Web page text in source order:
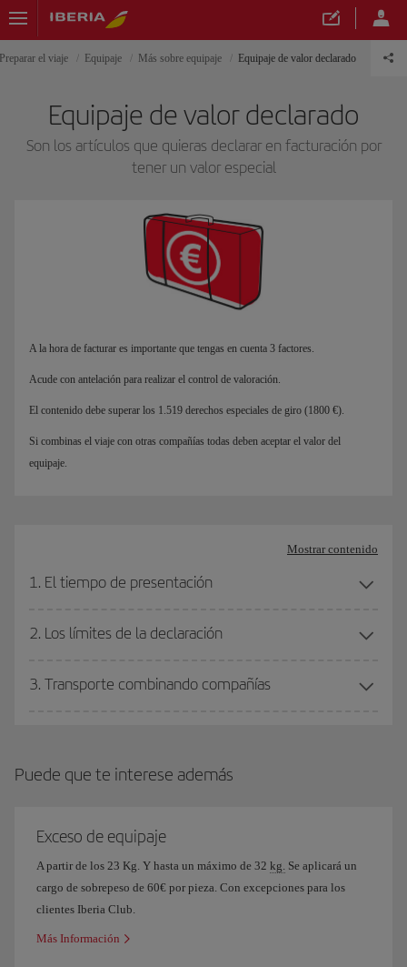
Preparar el viaje Equipaje Más sobre equipaje Equipaje de valor declarado
Equipaje de valor declarado
Son los artículos que quieras declarar en facturación por
tener un valor especial
A la hora de facturar es importante que tengas en cuenta 3 factores.
Acude con antelación para realizar el control de valoración.
El contenido debe superar los 1.519 derechos especiales de giro (1800 €).
Si combinas el viaje con otras compañías todas deben aceptar el valor del
equipaje.
Mostrar contenido
1. El tiempo de presentación
2. Los límites de la declaración
3. Transporte combinando compañías
Puede que te interese además
Exceso de equipaje
A partir de los 23 Kg. Y hasta un máximo de 32 kg. Se aplicará un
cargo de sobrepeso de 60€ por pieza. Con excepciones para los
clientes Iberia Club.
Más Información